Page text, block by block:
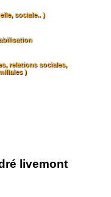
sociale.. )
relations sociales,
)
livemont